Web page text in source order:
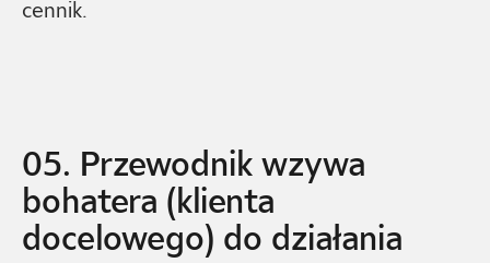
cennik.
05. Przewodnik wzywa
bohatera (klienta
docelowego) do działania